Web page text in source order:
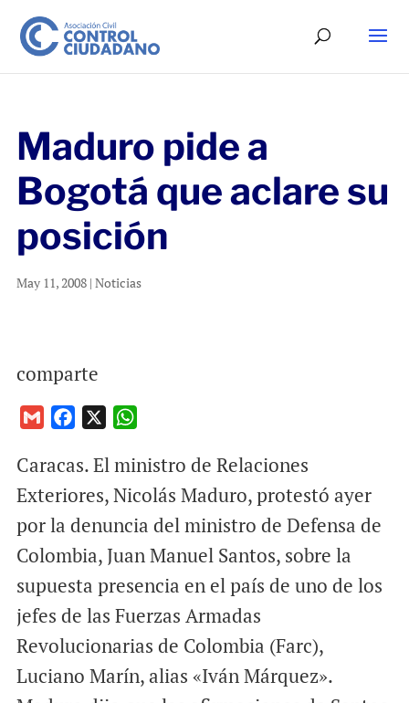
Maduro pide a
Bogotá que aclare su
posición
May 11, 2008| Noticias
comparte
a
i
c
e
o
o
k
a
t
A
p
p
Caracas. El ministro de Relaciones
Exteriores, Nicolás Maduro, protestó ayer
por la denuncia del ministro de Defensa de
Colombia, Juan Manuel Santos, sobre la
supuesta presencia en el país de uno de los
jefes de las Fuerzas Armadas
Revolucionarias de Colombia (Farc),
Luciano Marín, alias «Iván Márquez».